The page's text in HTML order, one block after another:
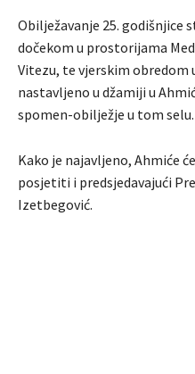
Obilježavanje 25. godišnjice
dočekom u prostorijama
Vitezu, te vjerskim obredom
nastavljeno u džamiji u
spomen-obilježje u tom selu.
Kako je najavljeno, Ahmiće
posjetiti i predsjedavajući
Izetbegović.